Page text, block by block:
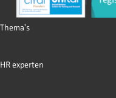
Footer
Thema's
HR experten